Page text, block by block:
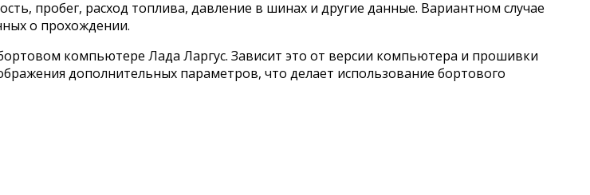
пробег, расход топлива, давление в шинах и другие данные. Вариантном случае
о прохождении.
компьютере Лада Ларгус. Зависит это от версии компьютера и прошивки
дополнительных параметров, что делает использование бортового